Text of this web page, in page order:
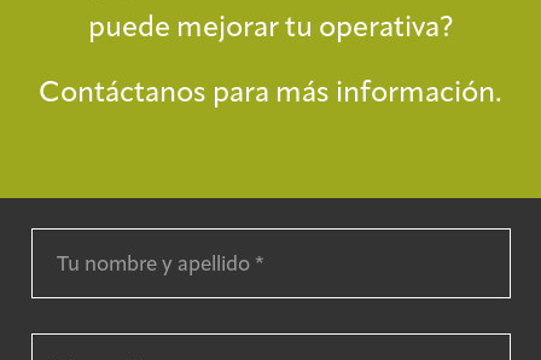
puede mejorar tu operativa?
Contáctanos para más información.